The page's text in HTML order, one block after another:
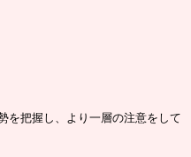
を把握し、より一層の注意をして